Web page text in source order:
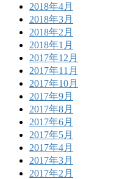
2018年4月
2018年3月
2018年2月
2018年1月
2017年12月
2017年11月
2017年10月
2017年9月
2017年8月
2017年6月
2017年5月
2017年4月
2017年3月
2017年2月